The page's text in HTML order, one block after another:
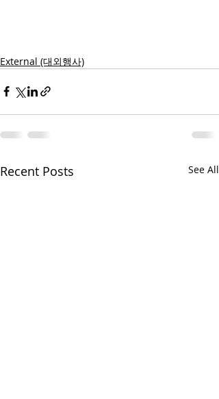
External (대외행사)
Recent Posts See All